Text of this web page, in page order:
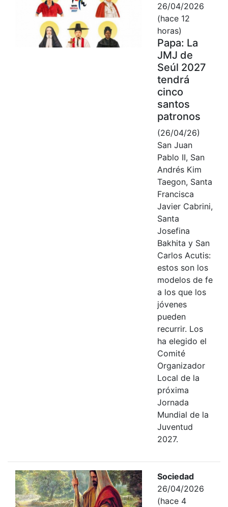
26/04/2026
(hace 12
horas)
Papa: La
JMJ de
Seúl 2027
tendrá
cinco
santos
patronos
(26/04/26)
San Juan
Pablo II, San
Andrés Kim
Taegon, Santa
Francisca
Javier Cabrini,
Santa
Josefina
Bakhita y San
Carlos Acutis:
estos son los
modelos de fe
a los que los
jóvenes
pueden
recurrir. Los
ha elegido el
Comité
Organizador
Local de la
próxima
Jornada
Mundial de la
Juventud
2027.
Sociedad
26/04/2026
(hace 4